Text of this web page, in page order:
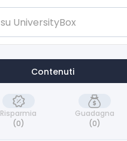
Contenuti
Risparmia
(0)
Guadagna
(0)